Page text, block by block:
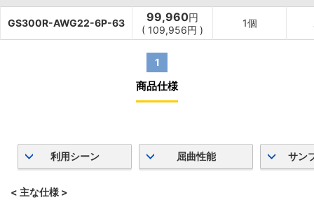
GS300R-AWG22-6P-63 99,960円
( 109,956円 )
1個
1
商品仕様
利用シーン 屈曲性能 サン
< 主な仕様 >